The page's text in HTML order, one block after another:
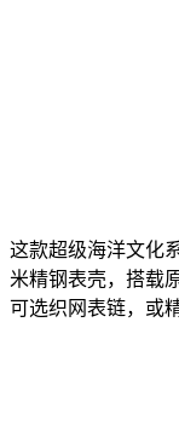
这款超级海洋文化
米精钢表壳，搭载
可选织网表链，或